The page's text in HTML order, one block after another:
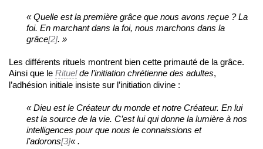
« Quelle est la première grâce que nous avons reçue ? La
foi. En marchant dans la foi, nous marchons dans la
grâce[2]. »
Les différents rituels montrent bien cette primauté de la grâce.
Ainsi que le Rituelde l’initiation chrétienne des adultes,
l’adhésion initiale insiste sur l’initiation divine :
« Dieu est le Créateur du monde et notre Créateur. En lui
est la source de la vie. C’est lui qui donne la lumière à nos
intelligences pour que nous le connaissions et
l’adorons[3]« .